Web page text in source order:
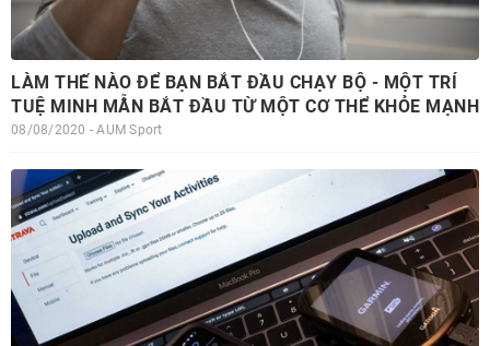
LÀM THẾ NÀO ĐỂ BẠN BẮT ĐẦU CHẠY BỘ - MỘT TRÍ
TUỆ MINH MẪN BẮT ĐẦU TỪ MỘT CƠ THỂ KHỎE MẠNH
08/08/2020 - AUM Sport